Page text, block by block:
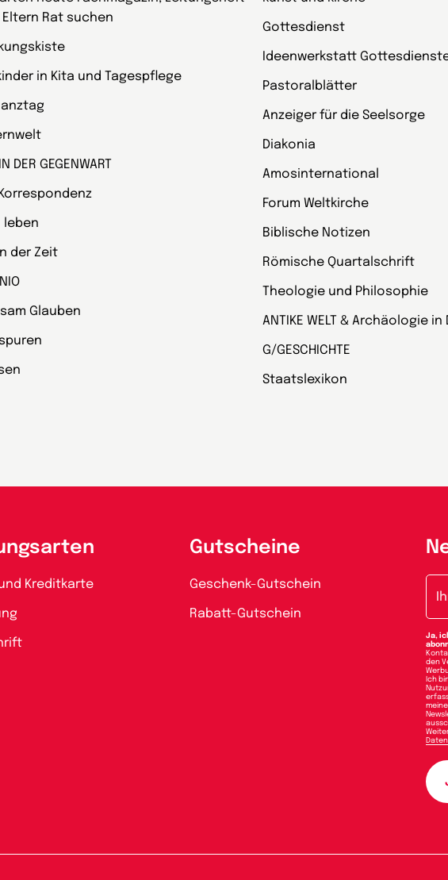
Eltern Rat suchen
in Kita und Tagespflege
DER GEGENWART
leben
der Zeit
Glauben
Gottesdienst
Ideenwerkstatt
Pastoralblätter
Anzeiger für die Seelsorge
Diakonia
Amosinternational
Forum Weltkirche
Biblische Notizen
Römische Quartalschrift
Theologie und Philosophie
ANTIKE WELT & Archäologie
G/GESCHICHTE
Staatslexikon
Kreditkarte
Gutscheine
Geschenk-Gutschein
Rabatt-Gutschein
Ja,
den
Ich